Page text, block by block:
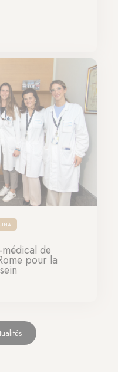
de
pour la